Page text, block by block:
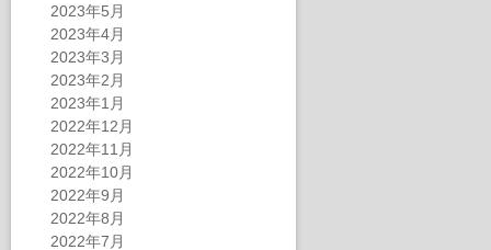
2023年5月
2023年4月
2023年3月
2023年2月
2023年1月
2022年12月
2022年11月
2022年10月
2022年9月
2022年8月
2022年7月